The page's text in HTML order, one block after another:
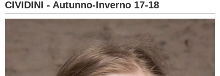
CIVIDINI - Autunno-Inverno 17-18